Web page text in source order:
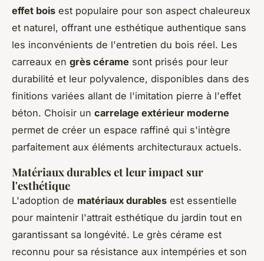
effet bois est populaire pour son aspect chaleureux
et naturel, offrant une esthétique authentique sans
les inconvénients de l'entretien du bois réel. Les
carreaux en grès cérame sont prisés pour leur
durabilité et leur polyvalence, disponibles dans des
finitions variées allant de l'imitation pierre à l'effet
béton. Choisir un carrelage extérieur moderne
permet de créer un espace raffiné qui s'intègre
parfaitement aux éléments architecturaux actuels.
Matériaux durables et leur impact sur
l'esthétique
L'adoption de matériaux durables est essentielle
pour maintenir l'attrait esthétique du jardin tout en
garantissant sa longévité. Le grès cérame est
reconnu pour sa résistance aux intempéries et son